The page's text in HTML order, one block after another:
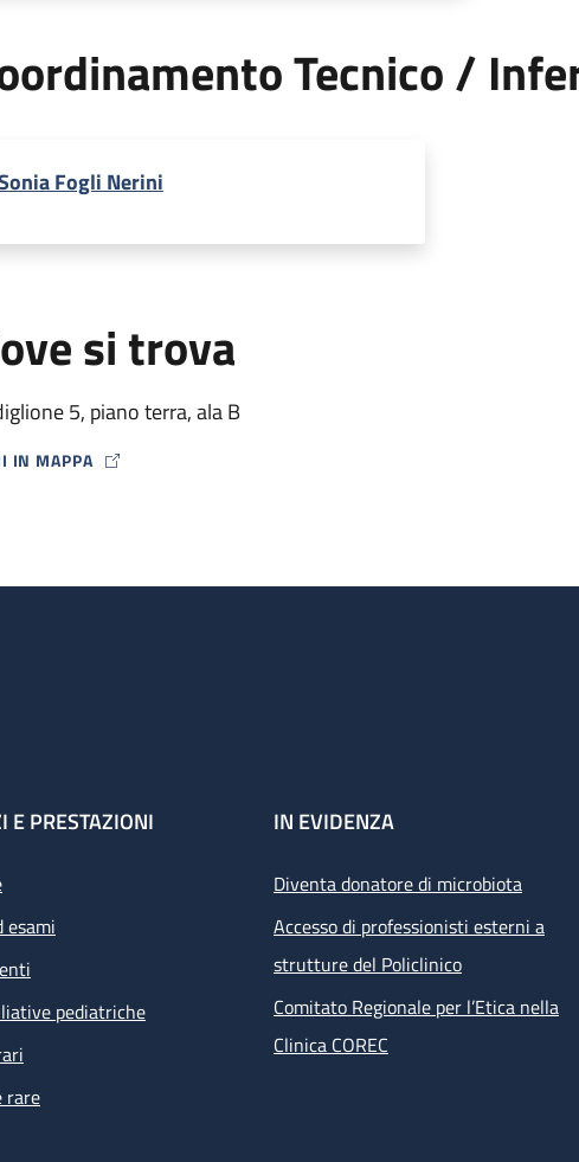
Tecnico /
Fogli Nerini
si trova
5, piano terra, ala B
IN MAPPA
ICON
E PRESTAZIONI
esami
pediatriche
rare
IN EVIDENZA
Diventa donatore di microbiota
Accesso di professionisti esterni a
strutture del Policlinico
Comitato Regionale per l’Etica nella
Clinica COREC